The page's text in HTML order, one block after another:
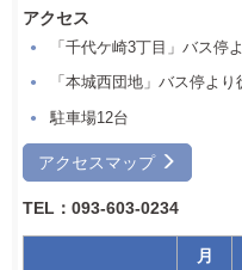
アクセス
「千代ケ崎3丁目」バス停
「本城西団地」バス停より
駐車場12台
アクセスマップ
TEL：093-603-0234
月